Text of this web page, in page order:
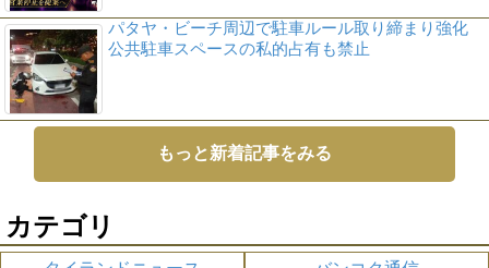
パタヤ・ビーチ周辺で駐車ルール取り締まり強化
公共駐車スペースの私的占有も禁止
もっと新着記事をみる
カテゴリ